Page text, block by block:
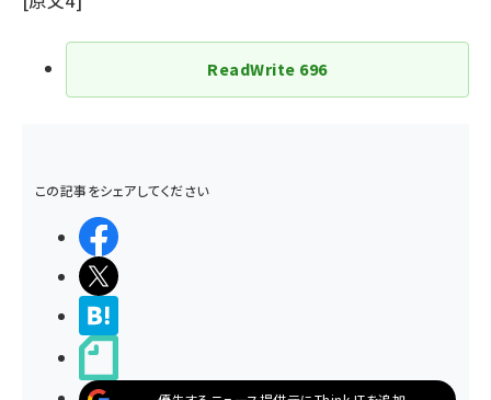
ReadWrite 696
この記事をシェアしてください